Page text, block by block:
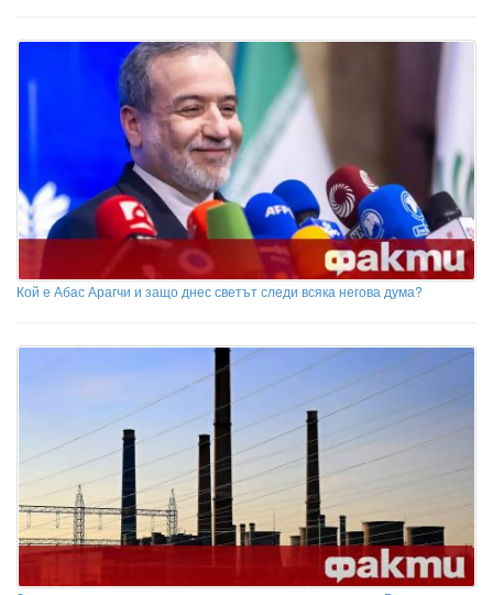
Кой е Абас Арагчи и защо днес светът следи всяка негова дума?